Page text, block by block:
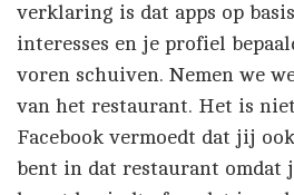
verklaring is dat apps op
interesses en je profiel
voren schuiven. Nemen we
van het restaurant. Het is
Facebook vermoedt dat jij
bent in dat restaurant omdat